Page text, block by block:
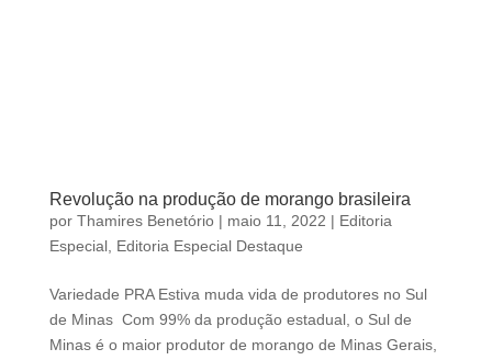
Revolução na produção de morango brasileira
por Thamires Benetório| maio 11, 2022 | Editoria
Especial, Editoria Especial Destaque
Variedade PRA Estiva muda vida de produtores no Sul
de Minas Com 99% da produção estadual, o Sul de
Minas é o maior produtor de morango de Minas Gerais,